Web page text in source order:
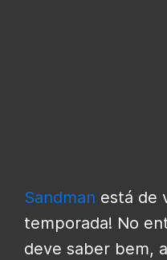
Sandman está de
temporada! No
deve saber bem,